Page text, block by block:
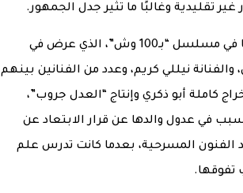
تقليدية وغالبًا ما تثير جدل الجمهور.
ذكر أن آخر أعمال الفنانة زينب غريب، كان مشاركتها في مسلسل “بـ100 وش”، الذي عرض في
نيللي كريم، وعدد من الفنانين بينهم
كاملة أبو ذكري وإنتاج “العدل جروب”،
في عدول والدها عن قرار الابتعاد عن
الفنون المسرحية، بعدما كانت تدرس علم
تفوقها.